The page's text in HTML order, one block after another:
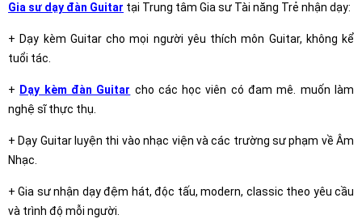
Gia sư dạy đàn Guitar tại Trung tâm Gia sư Tài năng Trẻ nhận dạy:
+ Dạy kèm Guitar cho mọi người yêu thích môn Guitar, không kể
tuổi tác.
+ Dạy kèm đàn Guitar cho các học viên có đam mê. muốn làm
nghệ sĩ thực thụ.
+ Dạy Guitar luyện thi vào nhạc viện và các trường sư phạm về Âm
Nhạc.
+ Gia sư nhận dạy đệm hát, độc tấu, modern, classic theo yêu cầu
và trình độ mỗi người.